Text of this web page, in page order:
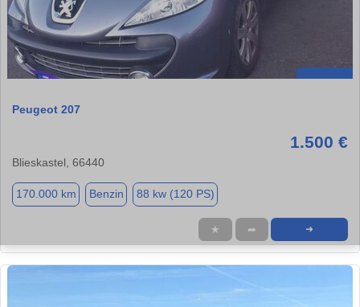
Peugeot 207
1.500 €
Blieskastel, 66440
170.000 km Benzin 88 kw (120 PS)
★ ➦ ➜